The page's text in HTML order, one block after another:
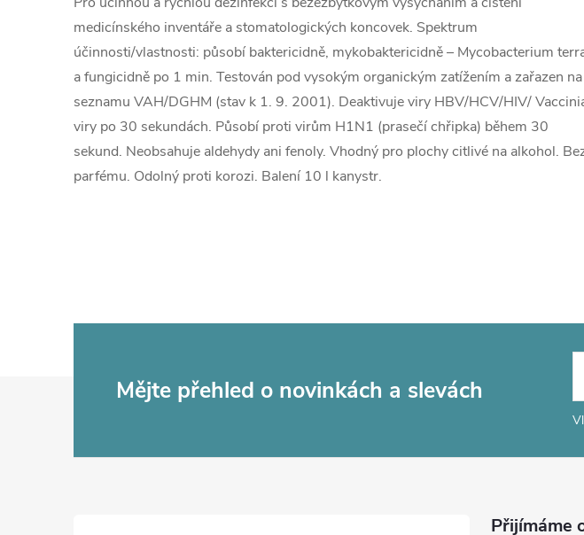
medicínského inventáře a stomatologických koncovek. Spektrum
účinnosti/vlastnosti: působí baktericidně, mykobaktericidně – Mycobacterium
a fungicidně po 1 min. Testován pod vysokým organickým zatížením a zařazen na
seznamu VAH/DGHM (stav k 1. 9. 2001). Deaktivuje viry HBV/HCV/HIV/
viry po 30 sekundách. Působí proti virům H1N1 (prasečí chřipka) během 30
sekund. Neobsahuje aldehydy ani fenoly. Vhodný pro plochy citlivé na alkohol.
parfému. Odolný proti korozi. Balení 10 l kanystr.
Mějte přehled o novinkách a slevách
Přijímáme